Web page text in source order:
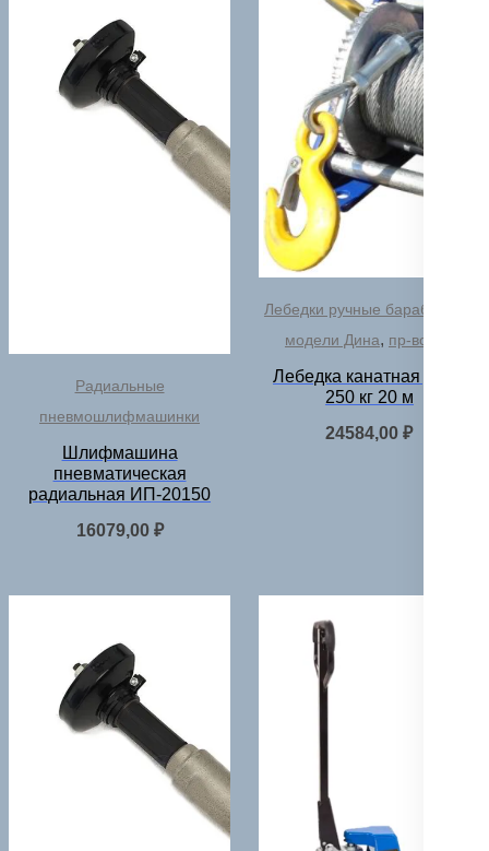
Радиальные
пневмошлифмашинки
Шлифмашина
пневматическая
радиальная ИП-20150
16079,00 ₽
Лебедки ручные барабанные
модели Дина, пр-во РФ
Лебедка канатная Дина
250 кг 20 м
24584,00₽